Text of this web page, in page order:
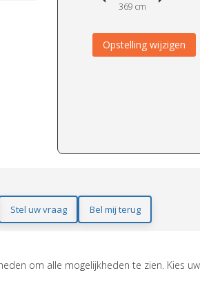
369 cm
Opstelling wijzigen
Stel uw vraag Bel mij terug
om alle mogelijkheden te zien. Kies uw